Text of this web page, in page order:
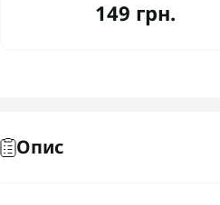
149 грн.
Опис